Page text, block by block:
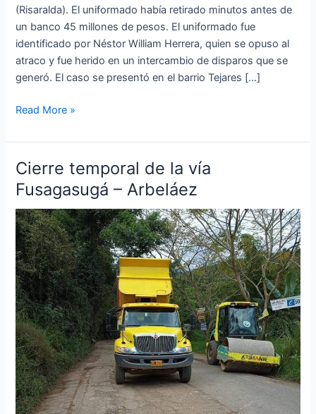
(Risaralda). El uniformado había retirado minutos antes de
un banco 45 millones de pesos. El uniformado fue
identificado por Néstor William Herrera, quien se opuso al
atraco y fue herido en un intercambio de disparos que se
generó. El caso se presentó en el barrio Tejares […]
Read More »
Cierre temporal de la vía
Fusagasugá – Arbeláez
Cierre
temporal
de
la
vía
Fusagasugá
–
Arbeláez